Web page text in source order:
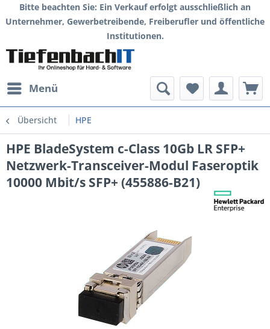
Bitte beachten Sie: Ein Verkauf erfolgt ausschließlich an
Unternehmer, Gewerbetreibende, Freiberufler und öffentliche
Institutionen.
Menü
Übersicht HPE
HPE BladeSystem c-Class 10Gb LR SFP+
Netzwerk-Transceiver-Modul Faseroptik
10000 Mbit/s SFP+ (455886-B21)